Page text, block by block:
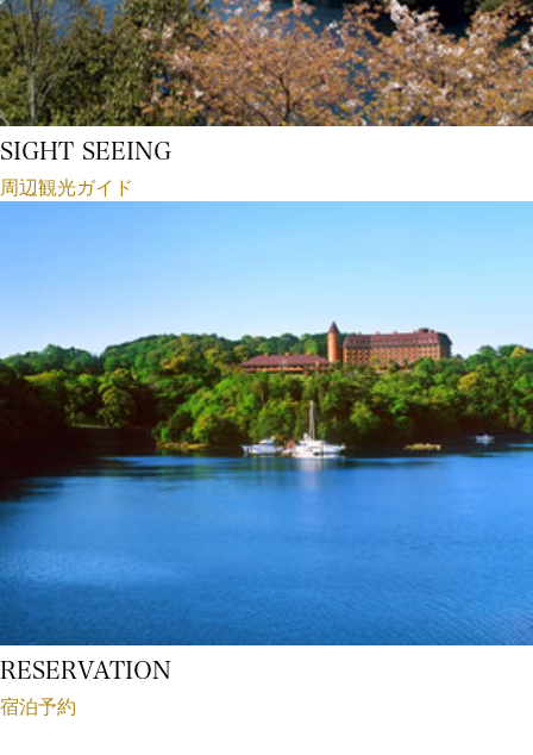
SIGHT SEEING
周辺観光ガイド
RESERVATION
宿泊予約